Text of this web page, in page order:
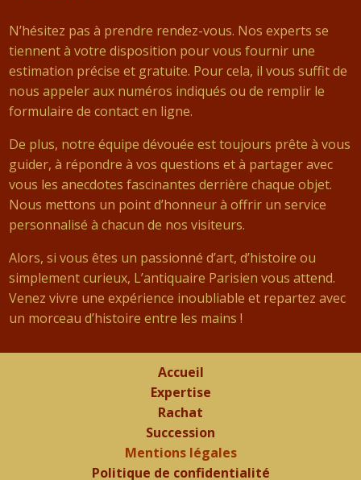
N’hésitez pas à prendre rendez-vous. Nos experts se
tiennent à votre disposition pour vous fournir une
estimation précise et gratuite. Pour cela, il vous suffit de
nous appeler aux numéros indiqués ou de remplir le
formulaire de contact en ligne.
De plus, notre équipe dévouée est toujours prête à vous
guider, à répondre à vos questions et à partager avec
vous les anecdotes fascinantes derrière chaque objet.
Nous mettons un point d’honneur à offrir un service
personnalisé à chacun de nos visiteurs.
Alors, si vous êtes un passionné d’art, d’histoire ou
simplement curieux, L’antiquaire Parisien vous attend.
Venez vivre une expérience inoubliable et repartez avec
un morceau d’histoire entre les mains !
Accueil
Expertise
Rachat
Succession
Mentions légales
Politique de confidentialité